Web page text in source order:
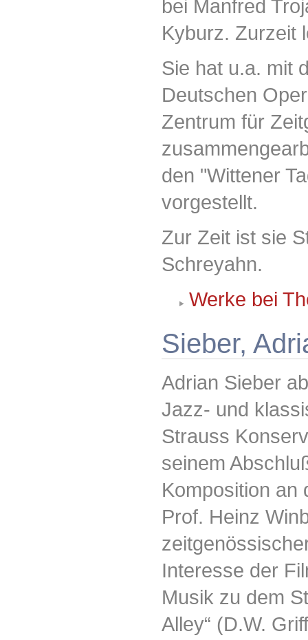
bei Manfred
Kyburz. Zurzeit
Sie hat u.a. mit
Deutschen
Zentrum für
den "Wittener
vorgestellt.
Zur Zeit ist sie
Schreyahn.
Werke bei
Sieber,
Adrian Sieber
Jazz- und
Strauss
seinem
Komposition an
Prof. Heinz
Interesse der
Musik zu dem
Alley“ (D.W.